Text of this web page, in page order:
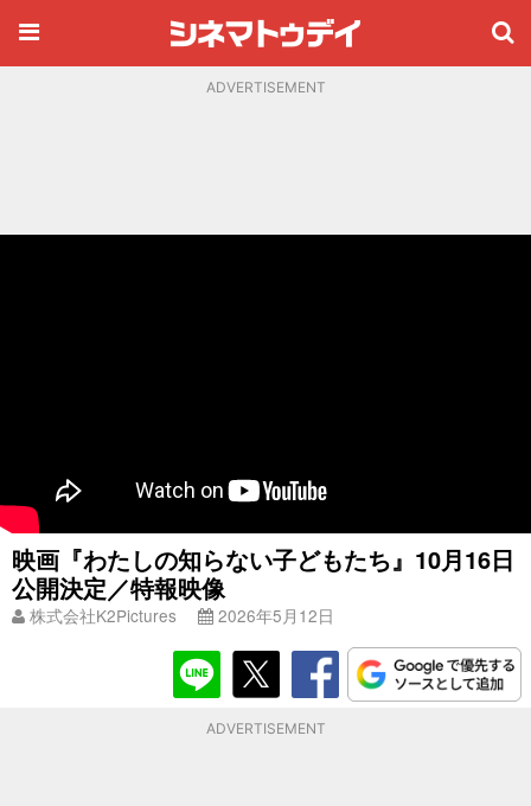
ADVERTISEMENT
映画『わたしの知らない子どもたち』10月16日
公開決定／特報映像
株式会社K2Pictures 2026年5月12日
ADVERTISEMENT